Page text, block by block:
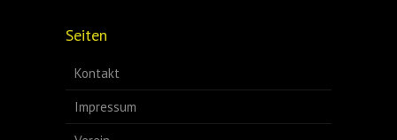
Seiten
Kontakt
Impressum